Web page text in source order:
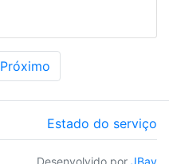
Próximo
Estado do serviço
Desenvolvido por JBay